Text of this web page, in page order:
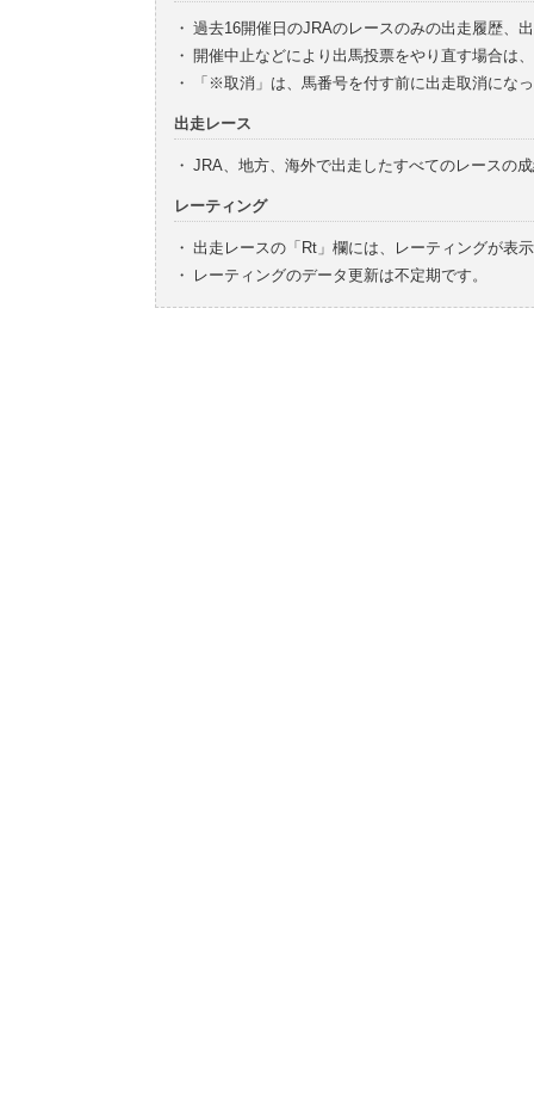
・ 過去16開催日のJRAのレースのみの出走履歴、
・ 開催中止などにより出馬投票をやり直す場合は
・
「※取消」は、馬番号を付す前に出走取消にな
出走レース
・ JRA、地方、海外で出走したすべてのレースの
レーティング
・ 出走レースの「Rt」欄には、レーティングが表
・
レーティングのデータ更新は不定期です。